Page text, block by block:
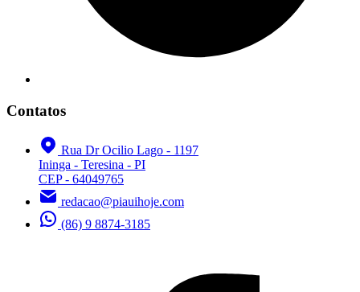
Contatos
Rua Dr Ocilio Lago - 1197
Ininga - Teresina - PI
CEP - 64049765
redacao@piauihoje.com
(86) 9 8874-3185